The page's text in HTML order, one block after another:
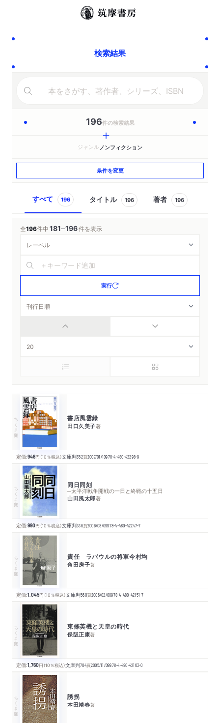
検索結果
196件の検索結果
ジャンルノンフィクション
条件を変更
すべて 196 タイトル 196 著者 196
全196件中181─196件を表示
実行
ちくま文庫 書店風雲録
田口久美子著
定価:946円 （10％税込）文庫判352頁2007/01/10978-4-480-42298-9
ちくま文庫 同日同刻
─太平洋戦争開戦の一日と終戦の十五日
山田風太郎著
定価:990円 （10％税込）文庫判336頁2006/08/09978-4-480-42247-7
ちくま文庫 責任 ラバウルの将軍今村均
角田房子著
定価:1,045円 （10％税込）文庫判560頁2006/02/08978-4-480-42151-7
ちくま文庫 東條英機と天皇の時代
保阪正康著
定価:1,760円 （10％税込）文庫判704頁2005/11/09978-4-480-42163-0
ちくま文庫 誘拐
本田靖春著